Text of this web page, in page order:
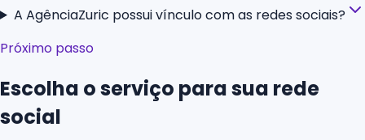
A AgênciaZuric possui vínculo com as redes sociais?
Próximo passo
Escolha o serviço para sua rede
social